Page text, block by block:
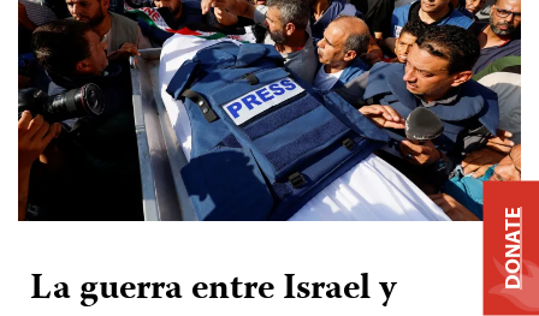
La guerra entre Israel y
DONATE